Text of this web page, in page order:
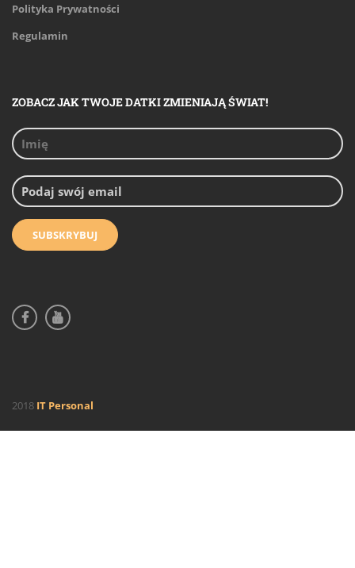
Polityka Prywatności
Regulamin
ZOBACZ JAK TWOJE DATKI ZMIENIAJĄ ŚWIAT!
2018 IT Personal